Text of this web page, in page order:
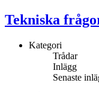
Tekniska
Kategori
Trådar
Inlägg
Senaste